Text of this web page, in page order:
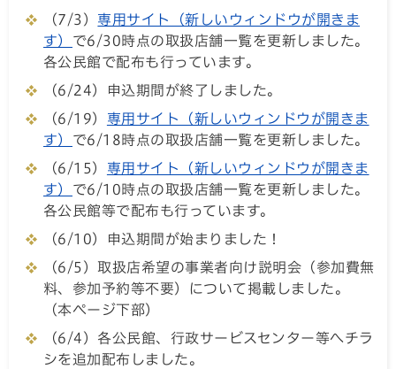
（7/3） 専用サイト（新しいウィンドウが開きま
す） で6/30時点の取扱店舗一覧を更新しました。
各公民館で配布も行っています。
（6/24）申込期間が終了しました。
（6/19） 専用サイト（新しいウィンドウが開きま
す） で6/18時点の取扱店舗一覧を更新しました。
（6/15） 専用サイト（新しいウィンドウが開きま
す） で6/10時点の取扱店舗一覧を更新しました。
各公民館等で配布も行っています。
（6/10）申込期間が始まりました！
（6/5）取扱店希望の事業者向け説明会（参加費無
料、参加予約等不要）について掲載しました。
（本ページ下部）
（6/4）各公民館、行政サービスセンター等へチラ
シを追加配布しました。